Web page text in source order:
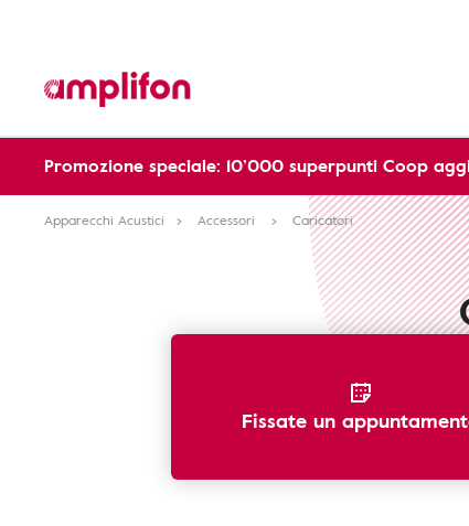
Promozione speciale: 10’000 superpunti Coop
Apparecchi Acustici Accessori Caricatori
Fissate un